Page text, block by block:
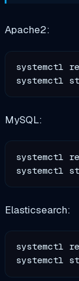
Apache2:
systemctl
MySQL:
systemctl
Elasticsearch:
systemctl